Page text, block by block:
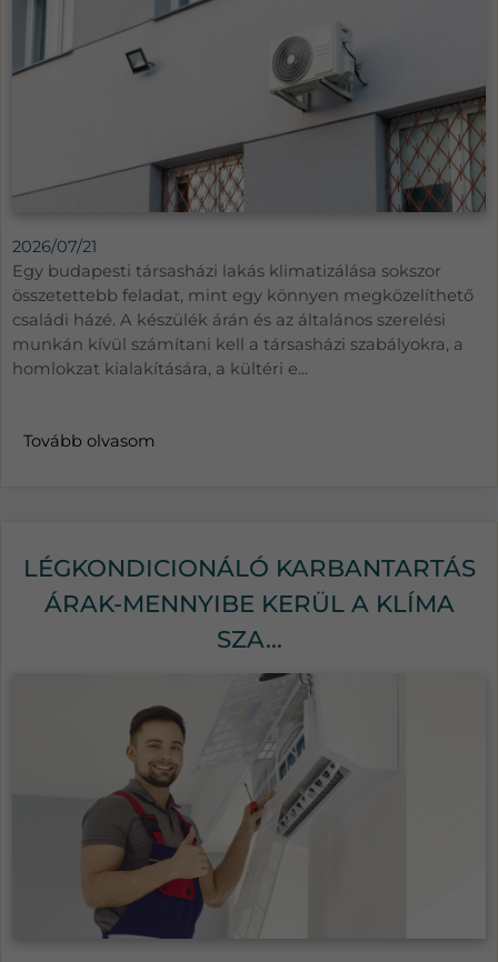
2026/07/21
Egy budapesti társasházi lakás klimatizálása sokszor
összetettebb feladat, mint egy könnyen megközelíthető
családi házé. A készülék árán és az általános szerelési
munkán kívül számítani kell a társasházi szabályokra, a
homlokzat kialakítására, a kültéri e...
Tovább olvasom
LÉGKONDICIONÁLÓ KARBANTARTÁS
ÁRAK-MENNYIBE KERÜL A KLÍMA
SZA...